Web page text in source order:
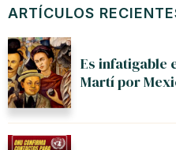
ARTÍCULOS
Es infatigable
Martí por